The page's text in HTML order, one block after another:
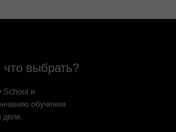
выбрать?
School и
обучения
деле.